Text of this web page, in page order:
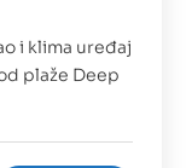
i klima uređaj
plaže Deep